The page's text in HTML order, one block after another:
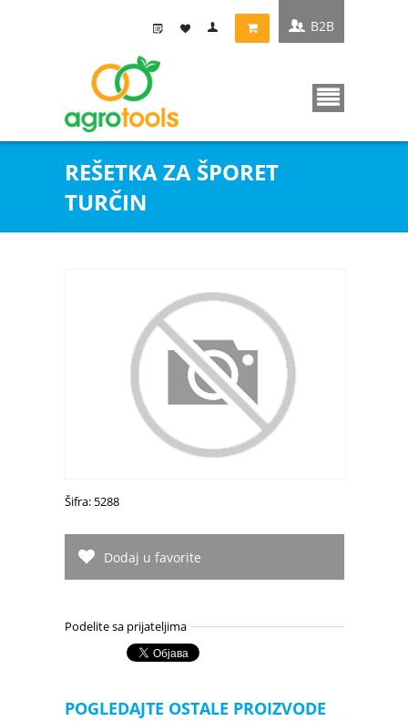
REŠETKA ZA ŠPORET
TURČIN
B2B
Šifra: 5288
Dodaj u favorite
Podelite sa prijateljima
POGLEDAJTE OSTALE PROIZVODE